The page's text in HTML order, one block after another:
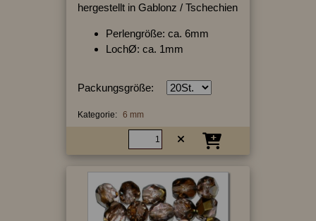
hergestellt in Gablonz / Tschechien
Perlengröße: ca. 6mm
LochØ: ca. 1mm
Packungsgröße:
Kategorie: 6 mm